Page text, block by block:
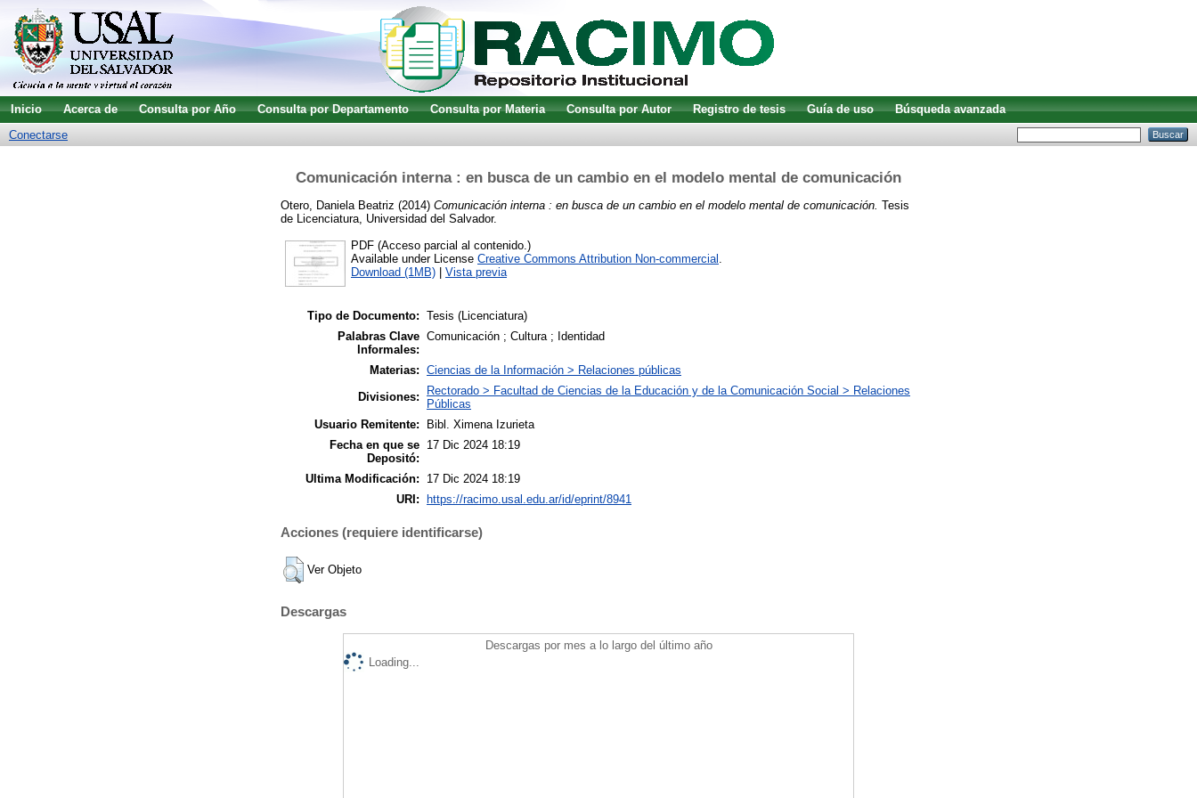
Inicio Acerca de Consulta por Año Consulta por Departamento Consulta por Materia Consulta por Autor Registro de tesis Guía de uso
Búsqueda avanzada
Conectarse
Comunicación interna : en busca de un cambio en el modelo mental de comunicación
Otero, Daniela Beatriz (2014) Comunicación interna : en busca de un cambio en el modelo mental de comunicación. Tesis
de Licenciatura, Universidad del Salvador.
PDF (Acceso parcial al contenido.)
Available under License Creative Commons Attribution Non-commercial .
Download (1MB)
Vista previa
Tipo de Documento: Tesis (Licenciatura)
Palabras Clave
Informales:
Comunicación ; Cultura ; Identidad
Materias: Ciencias de la Información > Relaciones públicas
Divisiones:
Rectorado > Facultad de Ciencias de la Educación y de la Comunicación Social > Relaciones
Públicas
Usuario Remitente:
Bibl. Ximena Izurieta
Fecha en que se
Depositó:
17 Dic 2024 18:19
Ultima Modificación:
17 Dic 2024 18:19
URI:
https://racimo.usal.edu.ar/id/eprint/8941
Acciones (requiere identificarse)
Ver Objeto
Descargas
Descargas por mes a lo largo del último año
Loading...